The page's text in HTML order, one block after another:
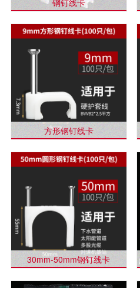
钢钉线卡
方形钢钉线卡
30mm-50mm钢钉线卡